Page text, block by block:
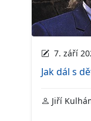
7. září
Jak dál s
Jiří